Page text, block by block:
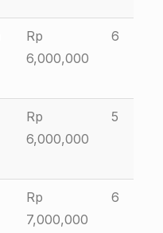
Rp
6,000,000
6
Rp
6,000,000
5
Rp
7,000,000
6